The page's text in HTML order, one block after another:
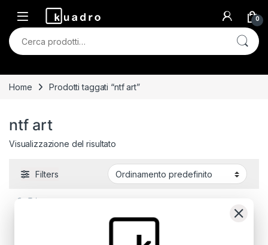
Skip to navigation
Skip to content
0
Cerca:
Home Prodotti taggati “ntf art”
ntf art
Visualizzazione del risultato
Filters
Su Tela